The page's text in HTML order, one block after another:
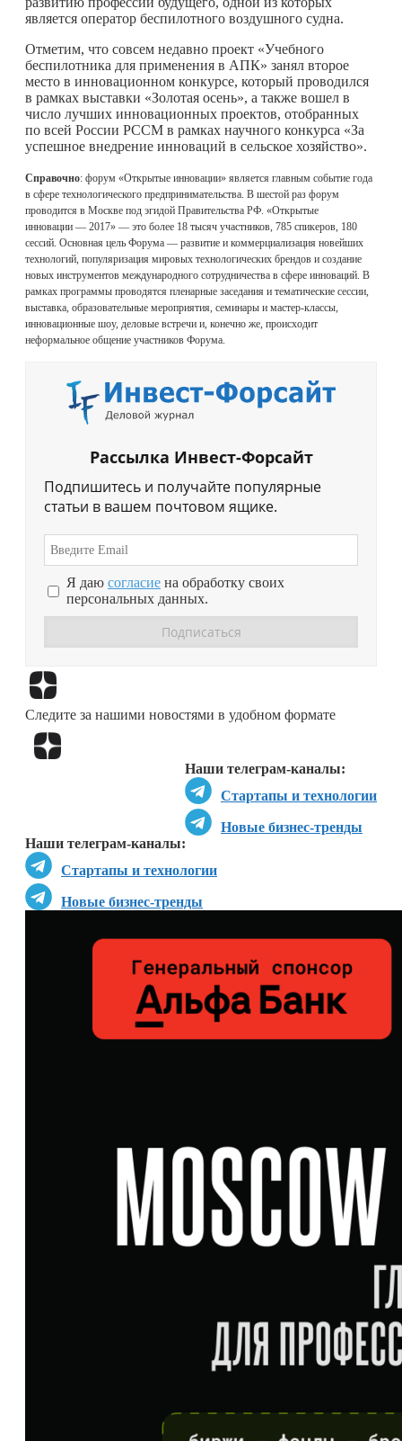
является оператор беспилотного воздушного судна.
Отметим, что совсем недавно проект «Учебного
беспилотника для применения в АПК» занял второе
место в инновационном конкурсе, который проводился
в рамках выставки «Золотая осень», а также вошел в
число лучших инновационных проектов, отобранных
по всей России РССМ в рамках научного конкурса «За
успешное внедрение инноваций в сельское хозяйство».
Справочно: форум «Открытые инновации» является главным событие года
в сфере технологического предпринимательства. В шестой раз форум
проводится в Москве под эгидой Правительства РФ. «Открытые
инновации — 2017» — это более 18 тысяч участников, 785 спикеров, 180
сессий. Основная цель Форума — развитие и коммерциализация новейших
технологий, популяризация мировых технологических брендов и создание
новых инструментов международного сотрудничества в сфере инноваций. В
рамках программы проводятся пленарные заседания и тематические сессии,
выставка, образовательные мероприятия, семинары и мастер-классы,
инновационные шоу, деловые встречи и, конечно же, происходит
неформальное общение участников Форума.
Рассылка Инвест-Форсайт
Подпишитесь и получайте популярные
статьи в вашем почтовом ящике.
Я даю согласие на обработку своих
персональных данных.
Следите за нашими новостями в удобном формате
Наши телеграм-каналы:
Стартапы и технологии
Новые бизнес-тренды
Наши телеграм-каналы:
Стартапы и технологии
Новые бизнес-тренды